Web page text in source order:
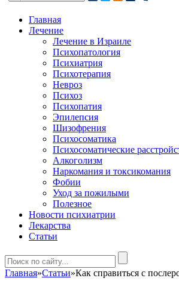
Главная
Лечение
Лечение в Израиле
Психопатология
Психиатрия
Психотерапия
Невроз
Психоз
Психопатия
Эпилепсия
Шизофрения
Психосоматика
Психосоматические
Алкоголизм
Наркомания и токсикомания
Фобии
Уход за пожилыми
Полезное
Новости психиатрии
Лекарства
Статьи
Главная»Статьи»Как справиться с